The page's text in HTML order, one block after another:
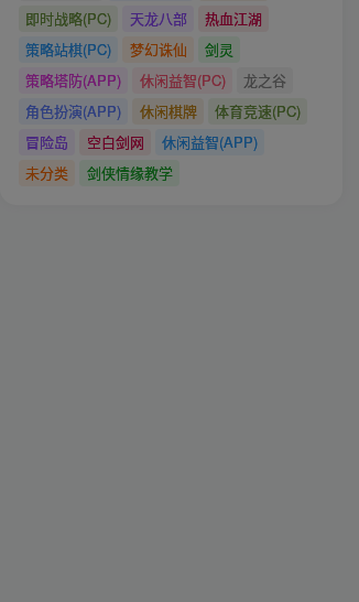
即时战略(PC)
天龙八部
热血江湖
策略站棋(PC)
梦幻诛仙
剑灵
策略塔防(APP)
休闲益智(PC)
龙之谷
角色扮演(APP)
休闲棋牌
体育竞速(PC)
冒险岛
空白剑网
休闲益智(APP)
未分类
剑侠情缘教学